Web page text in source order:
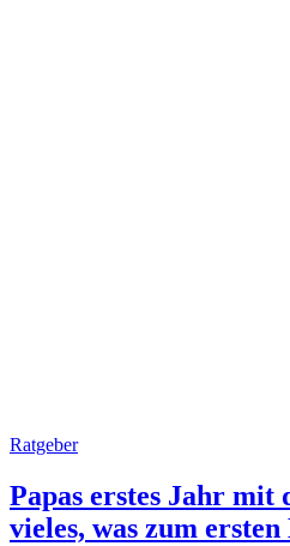
Ratgeber
Papas erstes Jahr mit
vieles, was zum